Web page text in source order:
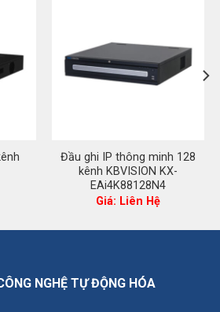
Đầu ghi IP thông minh 128
kênh KBVISION KX-
EAi4K88128N4
Giá: Liên Hệ
NGHỆ TỰ ĐỘNG HÓA